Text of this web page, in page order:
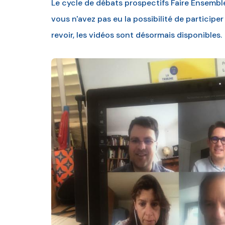
Le cycle de débats prospectifs Faire
vous n'avez pas eu la possibilité de
revoir, les vidéos sont désormais disponibles.